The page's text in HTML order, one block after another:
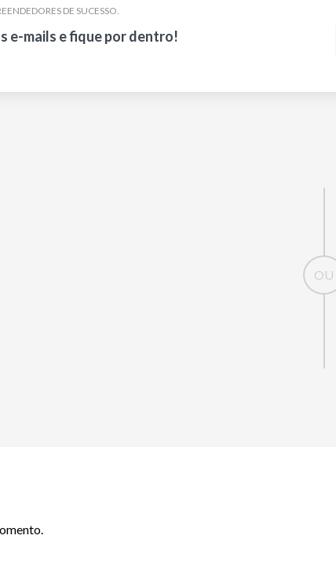
DE SUCESSO.
e-mails e fique por dentro!